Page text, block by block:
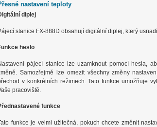
nastavení teploty
diplej
stanice FX-888D obsahují digitální diplej, který
heslo
pájecí stanice lze uzamknout pomocí hesla,
Samozřejmě lze omezit všechny změny
v konkrétních režimech. Tato funkce umožňuje
pracoviště.
funkce
funkce je velmi užitečná, pokuch chcete změnit